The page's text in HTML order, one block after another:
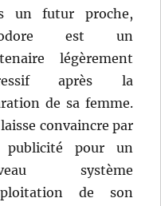
un futur proche,
est un
légèrement
après la
de sa femme.
convaincre par
publicité pour un
système
de son